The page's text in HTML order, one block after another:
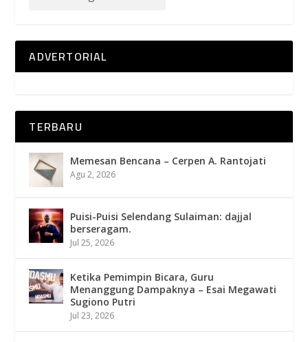
ADVERTORIAL
TERBARU
Memesan Bencana – Cerpen A. Rantojati
Agu 2, 2026
Puisi-Puisi Selendang Sulaiman: dajjal
berseragam.
Jul 25, 2026
Ketika Pemimpin Bicara, Guru
Menanggung Dampaknya – Esai Megawati
Sugiono Putri
Jul 23, 2026